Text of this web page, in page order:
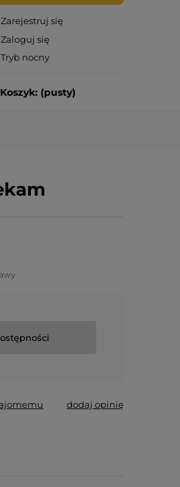
Zarejestruj się
Zaloguj się
Koszyk: (pusty)
dodaj opinię